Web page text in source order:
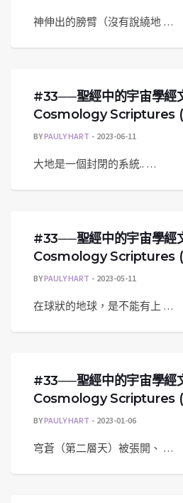
神伸出的膀臂（沒有說繞地 …
#33──聖經中的宇宙學
Cosmology Scriptures
BYPAULY HART 2023-06-11
大地是一個封閉的系統.. …
#33──聖經中的宇宙學
Cosmology Scriptures
BYPAULY HART 2023-05-11
在球狀的地球，是不能有上 …
#33──聖經中的宇宙學
Cosmology Scriptures
BYPAULY HART 2023-01-06
穹蒼（第二層天）被張開、 …